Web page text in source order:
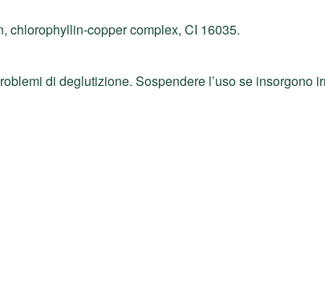
chlorophyllin-copper complex, CI 16035.
di deglutizione. Sospendere l’uso se insorgono